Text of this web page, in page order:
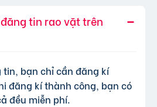
tin rao vặt trên
tin, bạn chỉ cần đăng kí
đăng kí thành công, bạn có
đều miễn phí.